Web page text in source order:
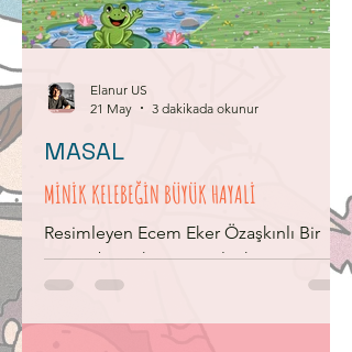
olduğunu düşünüyordu. Dışarıya
baktığı zamanlardaysa hızla geçen
izlerdi.
MİNİK KELEBEĞİN BÜYÜK HAYALİ
Resimleyen Ecem Eker Özaşkınlı Bir
varmış bir yokmuş. Kuşlar kanat çırpıp
uzaklara giderken kelebekler de
MASAL
Elanur US
21 May
3 dakikada okunur